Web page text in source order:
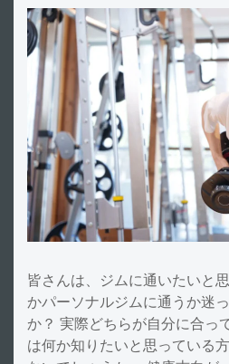
皆さんは、ジムに通いたいと
かパーソナルジムに通うか迷
か？ 実際どちらが自分に合っ
は何か知りたいと思っている